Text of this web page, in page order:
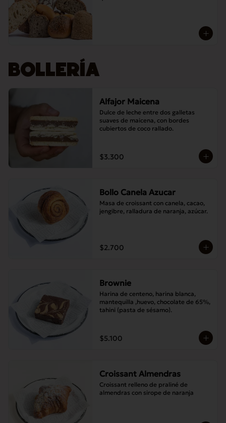
BOLLERÍA
Alfajor Maicena
Dulce de leche entre dos galletas
suaves de maicena, con bordes
cubiertos de coco rallado.
$3.300
Bollo Canela Azucar
Masa de croissant con canela, cacao,
jengibre, ralladura de naranja, azúcar.
$2.700
Brownie
Harina de centeno, harina blanca,
mantequilla ,huevo, chocolate de 65%,
tahini (pasta de sésamo).
$5.100
Croissant Almendras
Croissant relleno de praliné de
almendras con sirope de naranja